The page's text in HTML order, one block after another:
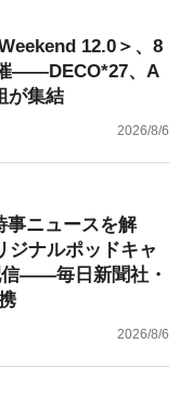
12.0＞、8
——DECO*27、A
が集結
2026/8/6
ニュースを解
ジナルポッドキャ
信——毎日新聞社・
2026/8/6